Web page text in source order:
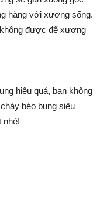
hàng với xương sống.
được để xương
hiệu quả, bạn không
béo bụng siêu
nhé!